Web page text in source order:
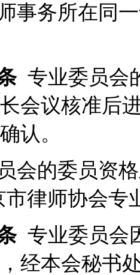
事务所在同
专业委员会
会议核准后
认。
会的委员资
市律师协会专
专业委员会
经本会秘书